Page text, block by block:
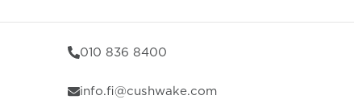
010 836 8400
info.fi@cushwake.com